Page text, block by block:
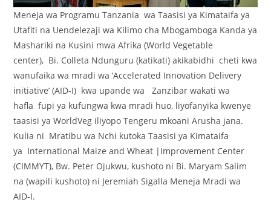
Meneja wa Programu Tanzania wa Taasisi ya Kimataifa ya
Utafiti na Uendelezaji wa Kilimo cha Mbogamboga Kanda ya
Mashariki na Kusini mwa Afrika (World Vegetable
center), Bi. Colleta Ndunguru (katikati) akikabidhi cheti kwa
wanufaika wa mradi wa ‘Accelerated Innovation Delivery
initiative’ (AID-I) kwa upande wa Zanzibar wakati wa
hafla fupi ya kufungwa kwa mradi huo, liyofanyika kwenye
taasisi ya WorldVeg iliyopo Tengeru mkoani Arusha jana.
Kulia ni Mratibu wa Nchi kutoka Taasisi ya Kimataifa
ya International Maize and Wheat |Improvement Center
(CIMMYT), Bw. Peter Ojukwu, kushoto ni Bi. Maryam Salim
na (wapili kushoto) ni Jeremiah Sigalla Meneja Mradi wa
AID-I.